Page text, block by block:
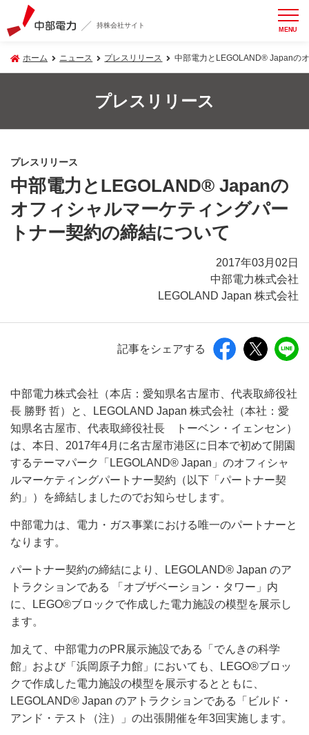
持株会社サイト MENU
ホーム ニュース プレスリリース 中部電力とLEGOLAND® Japanの
プレスリリース
プレスリリース
中部電力とLEGOLAND® Japanの
オフィシャルマーケティングパー
トナー契約の締結について
2017年03月02日
中部電力株式会社
LEGOLAND Japan 株式会社
記事をシェアする
中部電力株式会社（本店：愛知県名古屋市、代表取締役社
長 勝野 哲）と、LEGOLAND Japan 株式会社（本社：愛
知県名古屋市、代表取締役社長 トーベン・イェンセン）
は、本日、2017年4月に名古屋市港区に日本で初めて開園
するテーマパーク「LEGOLAND® Japan」のオフィシャ
ルマーケティングパートナー契約（以下「パートナー契
約」）を締結しましたのでお知らせします。
中部電力は、電力・ガス事業における唯一のパートナーと
なります。
パートナー契約の締結により、LEGOLAND® Japan のア
トラクションである 「オブザベーション・タワー」内
に、LEGO®ブロックで作成した電力施設の模型を展示し
ます。
加えて、中部電力のPR展示施設である「でんきの科学
館」および「浜岡原子力館」においても、LEGO®ブロッ
クで作成した電力施設の模型を展示するとともに、
LEGOLAND® Japan のアトラクションである「ビルド・
アンド・テスト（注）」の出張開催を年3回実施します。